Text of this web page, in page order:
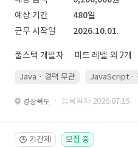
예상 기간
480일
근무 시작일
2026.10.01.
풀스택 개발자 미드 레벨 외 2개
Java · 경력 무관 JavaScript ·
경상북도 · 등록일자 2026.07.15.
🕒 기간제 모집 중